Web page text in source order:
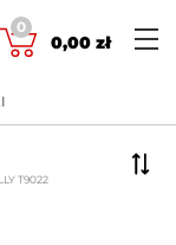
0
0,00 zł
T9022